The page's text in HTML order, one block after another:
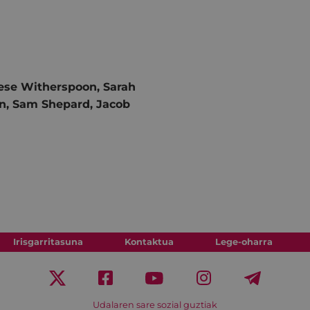
Witherspoon, Sarah
Sam Shepard, Jacob
Irisgarritasuna Kontaktua Lege-oharra
Udalaren sare sozial guztiak